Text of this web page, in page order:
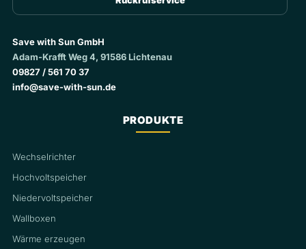
Save with Sun GmbH
Adam-Krafft Weg 4, 91586 Lichtenau
09827 / 561 70 37
info@save-with-sun.de
PRODUKTE
Wechselrichter
Hochvoltspeicher
Niedervoltspeicher
Wallboxen
Wärme erzeugen